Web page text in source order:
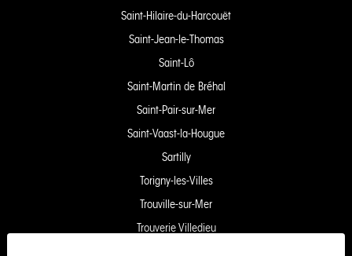
Saint-Hilaire-du-Harcouët
Saint-Jean-le-Thomas
Saint-Lô
Saint-Martin de Bréhal
Saint-Pair-sur-Mer
Saint-Vaast-la-Hougue
Sartilly
Torigny-les-Villes
Trouville-sur-Mer
Trouverie Villedieu